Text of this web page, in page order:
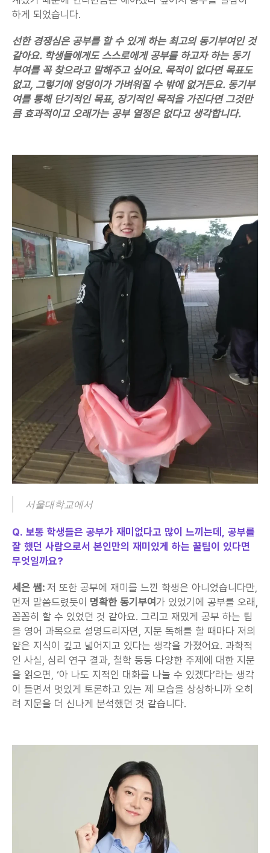
하게 되었습니다.
선한 경쟁심은 공부를 할 수 있게 하는 최고의 동기부여인 것
같아요. 학생들에게도 스스로에게 공부를 하고자 하는 동기
부여를 꼭 찾으라고 말해주고 싶어요. 목적이 없다면 목표도
없고, 그렇기에 엉덩이가 가벼워질 수 밖에 없거든요. 동기부
여를 통해 단기적인 목표, 장기적인 목적을 가진다면 그것만
큼 효과적이고 오래가는 공부 열정은 없다고 생각합니다.
서울대학교에서
Q. 보통 학생들은 공부가 재미없다고 많이 느끼는데, 공부를
잘 했던 사람으로서 본인만의 재미있게 하는 꿀팁이 있다면
무엇일까요?
세은 쌤: 저 또한 공부에 재미를 느낀 학생은 아니었습니다만,
먼저 말씀드렸듯이 명확한 동기부여가 있었기에 공부를 오래,
꼼꼼히 할 수 있었던 것 같아요. 그리고 재밌게 공부 하는 팁
을 영어 과목으로 설명드리자면, 지문 독해를 할 때마다 저의
얕은 지식이 깊고 넓어지고 있다는 생각을 가졌어요. 과학적
인 사실, 심리 연구 결과, 철학 등등 다양한 주제에 대한 지문
을 읽으면, ‘아 나도 지적인 대화를 나눌 수 있겠다’라는 생각
이 들면서 멋있게 토론하고 있는 제 모습을 상상하니까 오히
려 지문을 더 신나게 분석했던 것 같습니다.